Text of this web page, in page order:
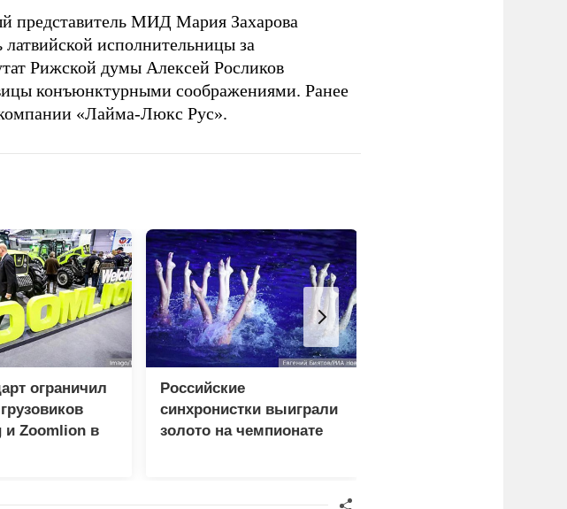
представитель МИД Мария Захарова
исполнительницы за
Рижской думы Алексей Росликов
конъюнктурными соображениями. Ранее
«Лайма-Люкс Рус».
ограничил
и Zoomlion в
Российские
синхронистки выиграли
золото на чемпионате